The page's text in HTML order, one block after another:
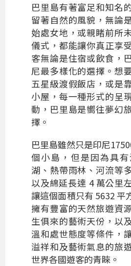
巴里島有著富足和知名
留著自然的風貌，無論
始處女地，或親睹前所
儀式，都能讓你真正享
客無論是住宿或飲食，
尼最多樣化的選擇。想
五星級渡假飯店，或是
小屋，每一種形式的呈
動，巴里島是嚮往夢幻
擇。
巴里島雖然只是印尼
個小島，但是因為具
湖、熱帶雨林、河流等
以及綿延長達 4 萬公里
讓這個面積只有 5632 平
擁有豐富的天然旅遊資
生俱來的藝術天份，以
溫和處世態度等條件，
溢祥和及藝術氣息的旅
世界各國遊客的青睞。